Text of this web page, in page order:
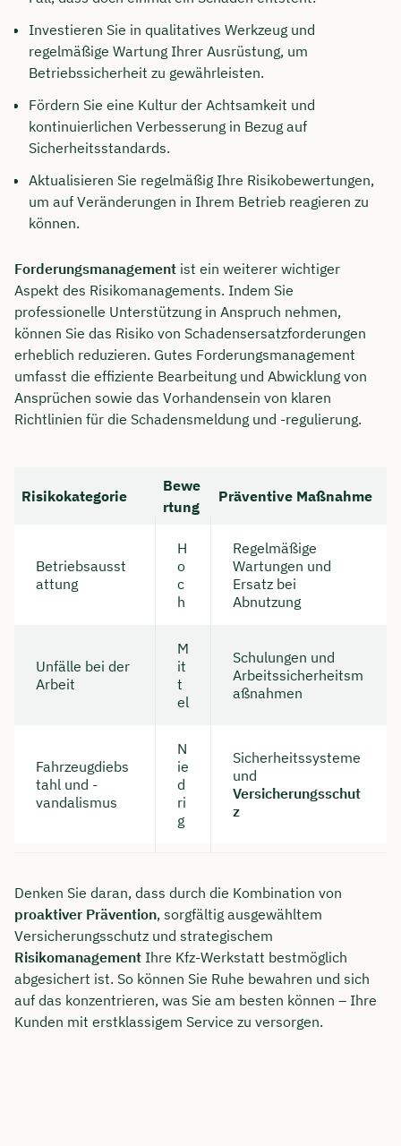
Investieren Sie in qualitatives Werkzeug und
regelmäßige Wartung Ihrer Ausrüstung, um
Betriebssicherheit zu gewährleisten.
Fördern Sie eine Kultur der Achtsamkeit und
kontinuierlichen Verbesserung in Bezug auf
Sicherheitsstandards.
Aktualisieren Sie regelmäßig Ihre Risikobewertungen,
um auf Veränderungen in Ihrem Betrieb reagieren zu
können.
Forderungsmanagement ist ein weiterer wichtiger
Aspekt des Risikomanagements. Indem Sie
professionelle Unterstützung in Anspruch nehmen,
können Sie das Risiko von Schadensersatzforderungen
erheblich reduzieren. Gutes Forderungsmanagement
umfasst die effiziente Bearbeitung und Abwicklung von
Ansprüchen sowie das Vorhandensein von klaren
Richtlinien für die Schadensmeldung und -regulierung.
Risikokategorie
Bewe
rtung
Präventive Maßnahme
Betriebsausst
attung
H
o
c
h
Regelmäßige
Wartungen und
Ersatz bei
Abnutzung
Unfälle bei der
Arbeit
M
it
t
el
Schulungen und
Arbeitssicherheitsm
aßnahmen
Fahrzeugdiebs
tahl und -
vandalismus
N
ie
d
ri
g
Sicherheitssysteme
und
Versicherungsschut
z
Denken Sie daran, dass durch die Kombination von
proaktiver Prävention, sorgfältig ausgewähltem
Versicherungsschutz und strategischem
Risikomanagement Ihre Kfz-Werkstatt bestmöglich
abgesichert ist. So können Sie Ruhe bewahren und sich
auf das konzentrieren, was Sie am besten können – Ihre
Kunden mit erstklassigem Service zu versorgen.